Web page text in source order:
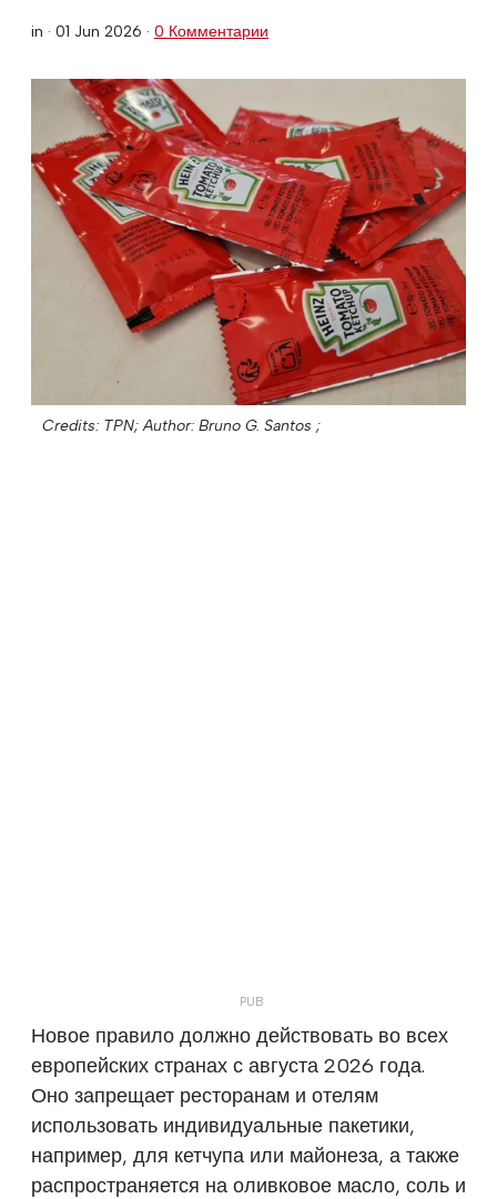
in · 01 Jun 2026 · 0 Комментарии
Credits: TPN; Author: Bruno G. Santos ;
Новое правило должно действовать во всех
европейских странах с августа 2026 года.
Оно запрещает ресторанам и отелям
использовать индивидуальные пакетики,
например, для кетчупа или майонеза, а также
распространяется на оливковое масло, соль и